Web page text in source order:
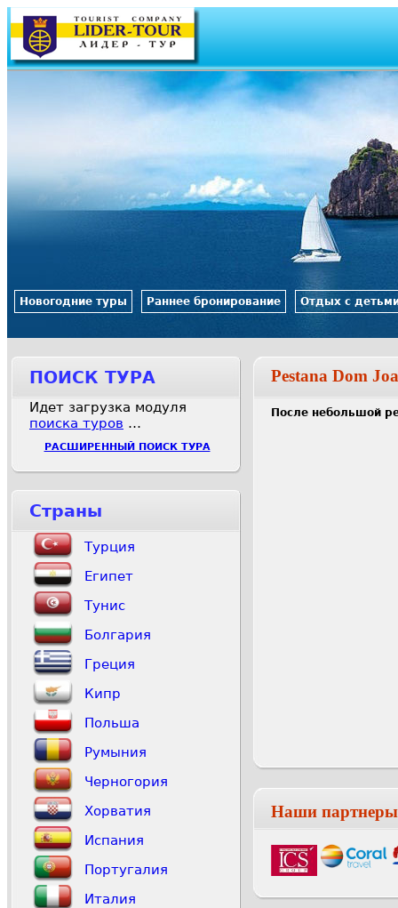
Jump to navigation
Новогодние туры Раннее бронирование Отдых с
Pestana Dom
После небольшой
Наши партнеры
ПОИСК ТУРА
Идет загрузка модуля
поиска туров …
РАСШИРЕННЫЙ ПОИСК ТУРА
Страны
Турция
Египет
Тунис
Болгария
Греция
Кипр
Польша
Румыния
Черногория
Хорватия
Испания
Португалия
Италия